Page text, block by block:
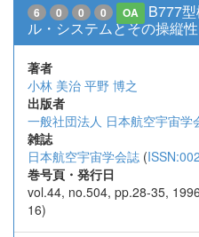
6 0 0 0 OA
B777
ル・システムとその操縦
著者
小林 美治 平野 博之
出版者
一般社団法人 日本航空宇宙学
雑誌
日本航空宇宙学会誌 (
巻号頁・発行日
vol.44, no.504, pp.28-35,
16)